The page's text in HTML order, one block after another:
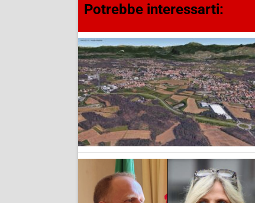
Potrebbe interessarti: